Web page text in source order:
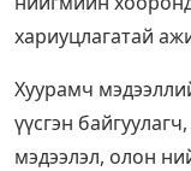
хариуцлагатай
Хуурамч
үүсгэн
мэдээлэл, олон